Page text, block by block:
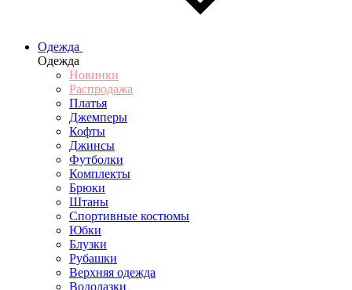
Одежда
Одежда
Новинки
Распродажа
Платья
Джемперы
Кофты
Джинсы
Футболки
Комплекты
Брюки
Штаны
Спортивные костюмы
Юбки
Блузки
Рубашки
Верхняя одежда
Водолазки